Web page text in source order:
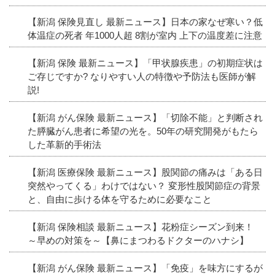
【新潟 保険見直し 最新ニュース】日本の家なぜ寒い？低
体温症の死者 年1000人超 8割が室内 上下の温度差に注意
【新潟 保険 最新ニュース】「甲状腺疾患」の初期症状は
ご存じですか? なりやすい人の特徴や予防法も医師が解
説!
【新潟 がん保険 最新ニュース】「切除不能」と判断され
た膵臓がん患者に希望の光を。50年の研究開発がもたら
した革新的手術法
【新潟 医療保険 最新ニュース】股関節の痛みは「ある日
突然やってくる」わけではない？ 変形性股関節症の背景
と、自由に歩ける体を守るために必要なこと
【新潟 保険相談 最新ニュース】花粉症シーズン到来！
～早めの対策を～【鼻にまつわるドクターのハナシ】
【新潟 がん保険 最新ニュース】「免疫」を味方にするが